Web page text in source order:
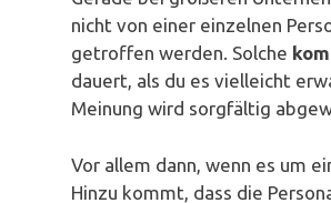
nicht von einer einzelnen
getroffen werden. Solche
dauert, als du es vielleicht
Meinung wird sorgfältig
Vor allem dann, wenn es um
Hinzu kommt, dass die